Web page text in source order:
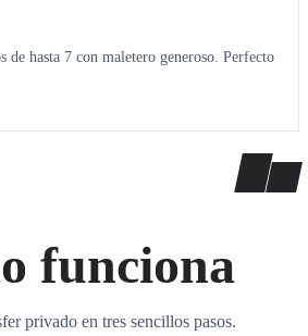
de hasta 7 con maletero generoso. Perfecto
funciona
privado en tres sencillos pasos.